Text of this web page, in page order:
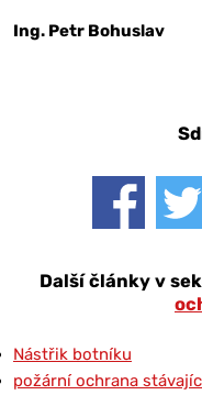
Ing. Petr Bohuslav
Další články v
Nástřik botníku
požární ochrana